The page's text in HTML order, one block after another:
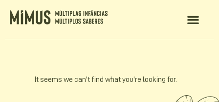
It seems we can't find what you're looking for.